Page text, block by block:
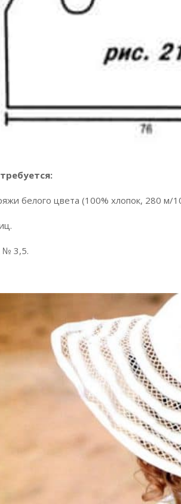
белого цвета (100% хлопок, 280 м/
№ 3,5.